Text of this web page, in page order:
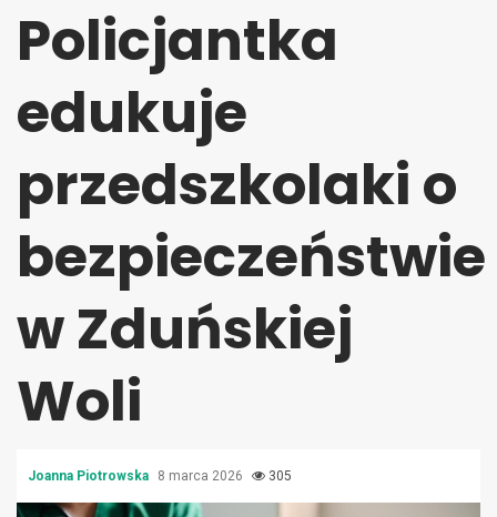
Policjantka
edukuje
przedszkolaki o
bezpieczeństwie
w Zduńskiej
Woli
Joanna Piotrowska 8 marca 2026 305